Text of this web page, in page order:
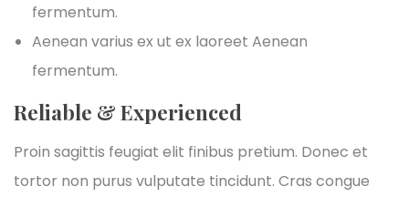
fermentum.
Aenean varius ex ut ex laoreet Aenean
fermentum.
Reliable & Experienced
Proin sagittis feugiat elit finibus pretium. Donec et
tortor non purus vulputate tincidunt. Cras congue